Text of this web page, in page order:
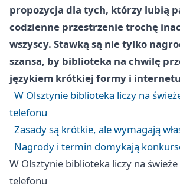
propozycja dla tych, którzy lubią
codzienne przestrzenie trochę
wszyscy. Stawką są nie tylko
szansa, by biblioteka na chwilę
językiem krótkiej formy i
W Olsztynie biblioteka liczy na
telefonu
Zasady są krótkie, ale wymagają
Nagrody i termin domykają
W Olsztynie biblioteka liczy na
telefonu